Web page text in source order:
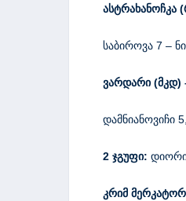
ასტრახანოჩკა
საბიროვა 7 –
ვარდარი (მკდ)
დამნიანოვიჩი
2 ჯგუფი: დიორი
კრიმ